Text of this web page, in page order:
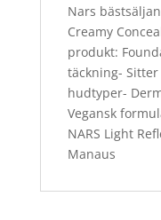
Nars
Creamy
produkt:
täckning-
hudtyper-
Vegansk
NARS Light
Manaus